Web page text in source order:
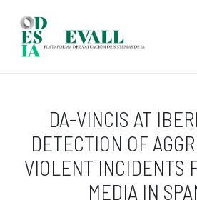
DA-VINCIS AT
DETECTION OF
VIOLENT INCIDENTS
MEDIA IN